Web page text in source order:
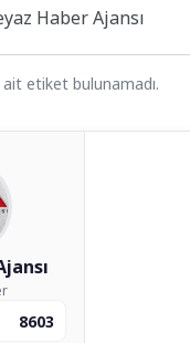
Haber Ajansı
ait etiket bulunamadı.
8603